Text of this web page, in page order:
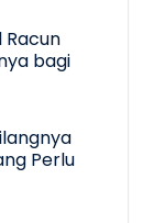
Racun
bagi
Perlu